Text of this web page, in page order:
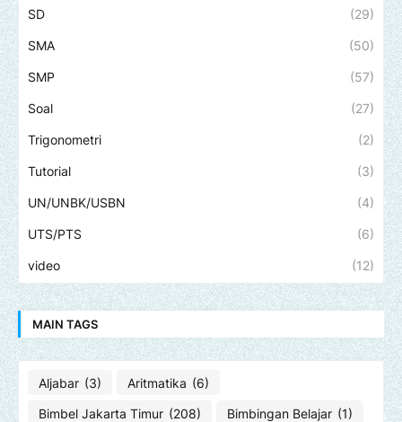
SD (29)
SMA (50)
SMP (57)
Soal (27)
Trigonometri (2)
Tutorial (3)
UN/UNBK/USBN (4)
UTS/PTS (6)
video (12)
MAIN TAGS
Aljabar (3) Aritmatika (6)
Bimbel Jakarta Timur (208) Bimbingan Belajar (1)